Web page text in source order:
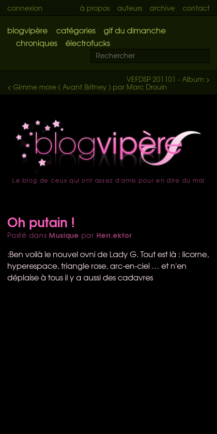
connexion à propos auteurs archive contact
blogvipère catégories
gif du dimanche
chroniques
électrofucks
VEFDSP 201101 - Album >
< Gimme more ( Avant Britney ) par Marc Drouin
accueil
Le blog de ceux qui ont assez d'amis pour en dire du mal
Oh putain !
Posté dans Musique par Herr.ektor
:Ben voilà le nouvel ovni de Lady G. Tout est là : licorne,
hyperespace, triangle rose, arc-en-ciel … et n'en
déplaise à tous il y a aussi des cadavres